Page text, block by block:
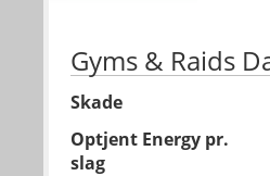
Gyms & Raids
Skade
Optjent Energy pr.
slag